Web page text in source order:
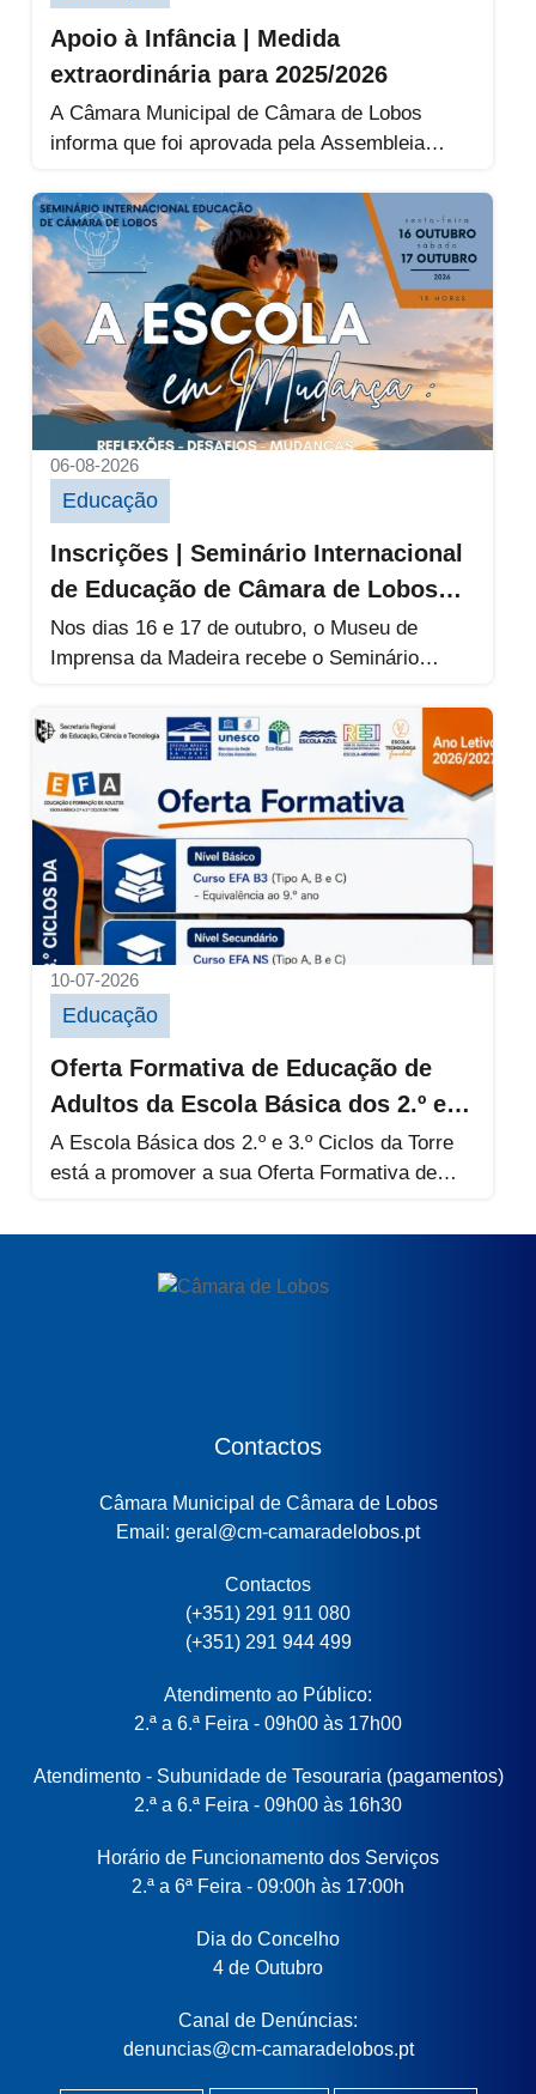
Apoio à Infância | Medida
extraordinária para 2025/2026
A Câmara Municipal de Câmara de Lobos
informa que foi aprovada pela Assembleia
Inscrições | Seminário Internacional de
06-08-2026
Educação
Inscrições | Seminário Internacional
de Educação de Câmara de Lobos
2026
Nos dias 16 e 17 de outubro, o Museu de
Imprensa da Madeira recebe o Seminário
Oferta Formativa de Educação de Adultos
10-07-2026
Educação
Oferta Formativa de Educação de
Adultos da Escola Básica dos 2.º e
3.º Ciclos da Torre
A Escola Básica dos 2.º e 3.º Ciclos da Torre
está a promover a sua Oferta Formativa de
Contactos
Câmara Municipal de Câmara de Lobos
Email: geral@cm-camaradelobos.pt
Contactos
(+351) 291 911 080
(+351) 291 944 499
Atendimento ao Público:
2.ª a 6.ª Feira - 09h00 às 17h00
Atendimento - Subunidade de Tesouraria (pagamentos)
2.ª a 6.ª Feira - 09h00 às 16h30
Horário de Funcionamento dos Serviços
2.ª a 6ª Feira - 09:00h às 17:00h
Dia do Concelho
4 de Outubro
Canal de Denúncias:
denuncias@cm-camaradelobos.pt